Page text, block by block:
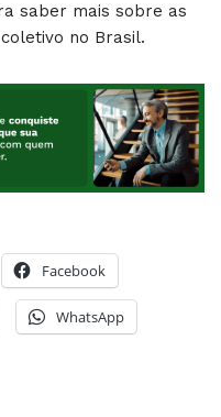
saber mais sobre as
no Brasil.
Facebook
WhatsApp